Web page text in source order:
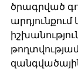
ծրագրված